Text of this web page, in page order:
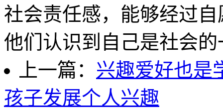
社会责任感，能够经过
他们认识到自己是社会
上一篇： 兴趣爱好也是
孩子发展个人兴趣